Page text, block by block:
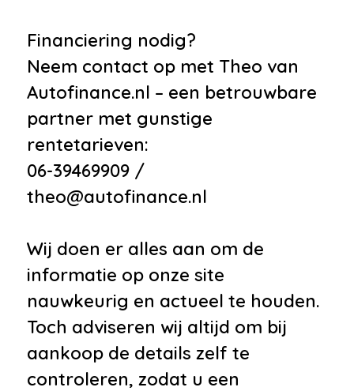
Financiering nodig?
Neem contact op met Theo van
Autofinance.nl – een betrouwbare
partner met gunstige
rentetarieven:
06-39469909 /
theo@autofinance.nl
Wij doen er alles aan om de
informatie op onze site
nauwkeurig en actueel te houden.
Toch adviseren wij altijd om bij
aankoop de details zelf te
controleren, zodat u een